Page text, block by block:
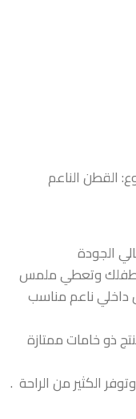
القطن الناعم
الجودة
طفلك وتعطي ملمس
ناعم مناسب
ذو خامات ممتازة
الكثير من الراحة .